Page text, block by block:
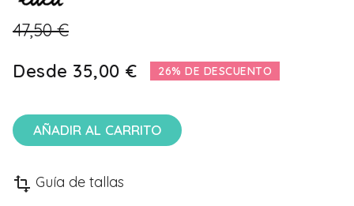
47,50 €
Desde 35,00 € 26% DE DESCUENTO
AÑADIR AL CARRITO
transform Guía de tallas